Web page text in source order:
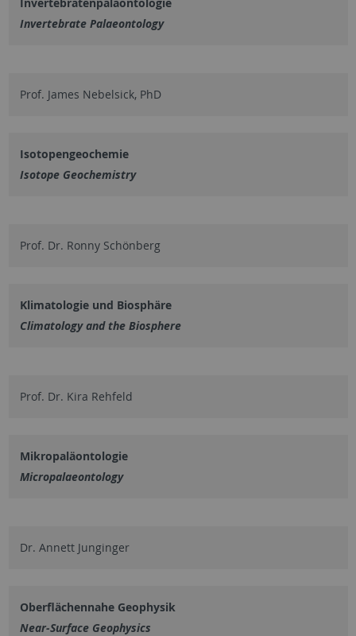
Invertebrate Palaeontology
Prof. James Nebelsick, PhD
Isotopengeochemie
Isotope Geochemistry
Prof. Dr. Ronny Schönberg
Klimatologie und Biosphäre
Climatology and the Biosphere
Prof. Dr. Kira Rehfeld
Mikropaläontologie
Micropalaeontology
Dr. Annett Junginger
Oberflächennahe Geophysik
Near-Surface Geophysics